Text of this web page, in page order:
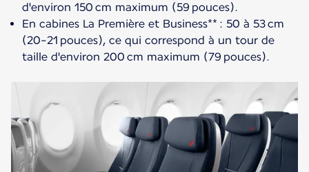
d'environ 150 cm maximum (59 pouces).
En cabines La Première et Business** : 50 à 53 cm
(20-21 pouces), ce qui correspond à un tour de
taille d'environ 200 cm maximum (79 pouces).